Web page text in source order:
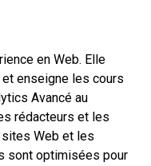
en Web. Elle
enseigne les cours
Avancé au
rédacteurs et les
Web et les
sont optimisées pour